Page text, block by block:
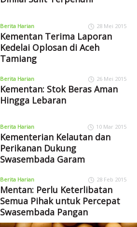
Berita Harian 28 Mei 2015
Kementan Terima Laporan
Kedelai Oplosan di Aceh
Tamiang
Berita Harian 26 Mei 2015
Kementan: Stok Beras Aman
Hingga Lebaran
Berita Harian 10 Mar 2015
Kementerian Kelautan dan
Perikanan Dukung
Swasembada Garam
Berita Harian 28 Feb 2015
Mentan: Perlu Keterlibatan
Semua Pihak untuk Percepat
Swasembada Pangan